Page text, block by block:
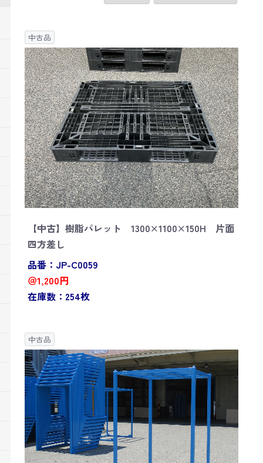
中古品
【中古】樹脂パレット 1300×1100×150H 片面
四方差し
品番：JP-C0059
＠1,200円
在庫数：254枚
中古品